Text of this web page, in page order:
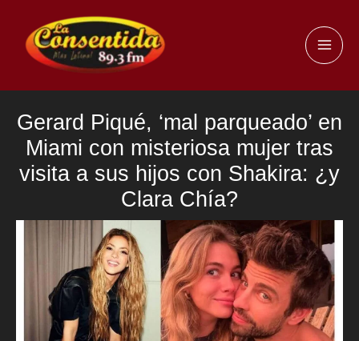
contenido
Gerard Piqué, ‘mal parqueado’ en
Miami con misteriosa mujer tras
visita a sus hijos con Shakira: ¿y
Clara Chía?